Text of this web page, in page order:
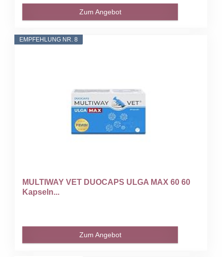
Zum Angebot
EMPFEHLUNG NR. 8
MULTIWAY VET DUOCAPS ULGA MAX 60 60
Kapseln...
Zum Angebot